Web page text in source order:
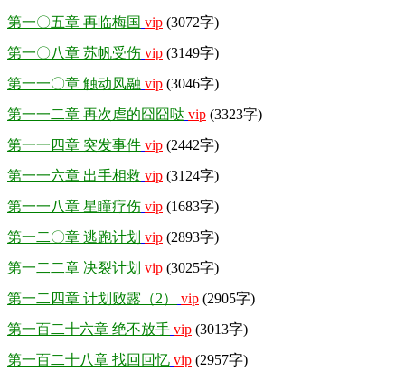
第一〇五章 再临梅国 vip (3072字)
第一〇八章 苏帆受伤 vip (3149字)
第一一〇章 触动风融 vip (3046字)
第一一二章 再次虐的囧囧哒 vip (3323字)
第一一四章 突发事件 vip (2442字)
第一一六章 出手相救 vip (3124字)
第一一八章 星瞳疗伤 vip (1683字)
第一二〇章 逃跑计划 vip (2893字)
第一二二章 决裂计划 vip (3025字)
第一二四章 计划败露（2）
vip (2905字)
第一百二十六章 绝不放手 vip (3013字)
第一百二十八章 找回回忆 vip (2957字)